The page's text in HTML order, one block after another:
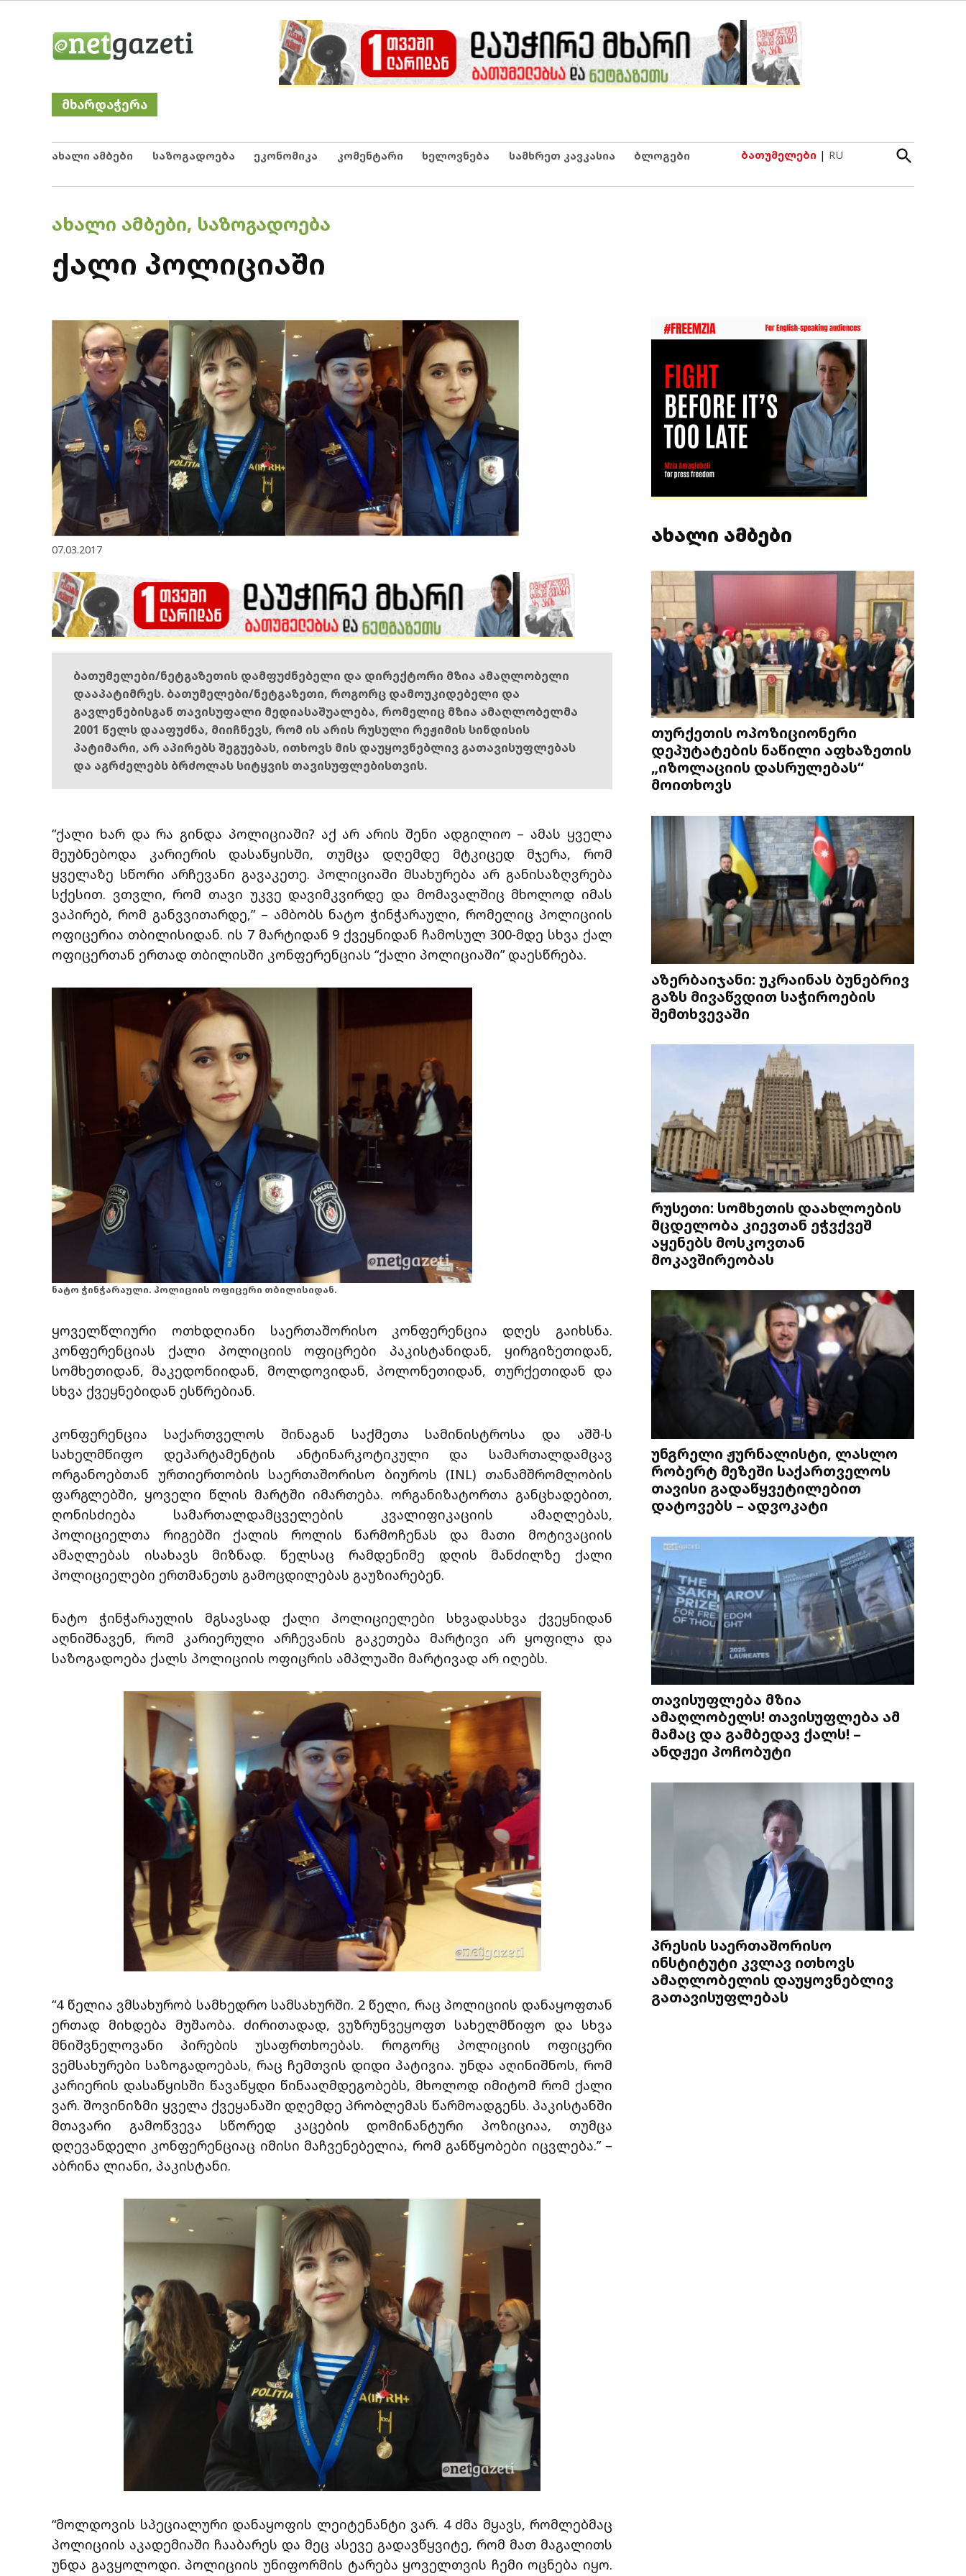
Netgazeti
მხარდაჭერა
ახალი ამბები საზოგადოება ეკონომიკა კომენტარი ხელოვნება სამხრეთ კავკასია ბლოგები ბათუმელები | RU
Open
Search
POSTED
ᲐᲮᲐᲚᲘ ᲐᲛᲑᲔᲑᲘ, ᲡᲐᲖᲝᲒᲐᲓᲝᲔᲑᲐ
ქალი პოლიციაში
07.03.2017
ბათუმელები/ნეტგაზეთის დამფუძნებელი და დირექტორი მზია ამაღლობელი
დააპატიმრეს. ბათუმელები/ნეტგაზეთი, როგორც დამოუკიდებელი და
გავლენებისგან თავისუფალი მედიასაშუალება, რომელიც მზია ამაღლობელმა
2001 წელს დააფუძნა, მიიჩნევს, რომ ის არის რუსული რეჟიმის სინდისის
პატიმარი, არ აპირებს შეგუებას, ითხოვს მის დაუყოვნებლივ გათავისუფლებას
და აგრძელებს ბრძოლას სიტყვის თავისუფლებისთვის.
“ქალი ხარ და რა გინდა პოლიციაში? აქ არ არის შენი ადგილიო – ამას ყველა
მეუბნებოდა კარიერის დასაწყისში, თუმცა დღემდე მტკიცედ მჯერა, რომ
ყველაზე სწორი არჩევანი გავაკეთე. პოლიციაში მსახურება არ განისაზღვრება
სქესით. ვთვლი, რომ თავი უკვე დავიმკვირდე და მომავალშიც მხოლოდ იმას
ვაპირებ, რომ განვვითარდე,” – ამბობს ნატო ჭინჭარაული, რომელიც პოლიციის
ოფიცერია თბილისიდან. ის 7 მარტიდან 9 ქვეყნიდან ჩამოსულ 300-მდე სხვა ქალ
ოფიცერთან ერთად თბილისში კონფერენციას “ქალი პოლიციაში” დაესწრება.
ნატო ჭინჭარაული. პოლიციის ოფიცერი თბილისიდან.
ყოველწლიური ოთხდღიანი საერთაშორისო კონფერენცია დღეს გაიხსნა.
კონფერენციას ქალი პოლიციის ოფიცრები პაკისტანიდან, ყირგიზეთიდან,
სომხეთიდან, მაკედონიიდან, მოლდოვიდან, პოლონეთიდან, თურქეთიდან და
სხვა ქვეყნებიდან ესწრებიან.
კონფერენცია საქართველოს შინაგან საქმეთა სამინისტროსა და აშშ-ს
სახელმწიფო დეპარტამენტის ანტინარკოტიკული და სამართალდამცავ
ორგანოებთან ურთიერთობის საერთაშორისო ბიუროს (INL) თანამშრომლობის
ფარგლებში, ყოველი წლის მარტში იმართება. ორგანიზატორთა განცხადებით,
ღონისძიება სამართალდამცველების კვალიფიკაციის ამაღლებას,
პოლიციელთა რიგებში ქალის როლის წარმოჩენას და მათი მოტივაციის
ამაღლებას ისახავს მიზნად. წელსაც რამდენიმე დღის მანძილზე ქალი
პოლიციელები ერთმანეთს გამოცდილებას გაუზიარებენ.
ნატო ჭინჭარაულის მგსავსად ქალი პოლიციელები სხვადასხვა ქვეყნიდან
აღნიშნავენ, რომ კარიერული არჩევანის გაკეთება მარტივი არ ყოფილა და
საზოგადოება ქალს პოლიციის ოფიცრის ამპლუაში მარტივად არ იღებს.
“4 წელია ვმსახურობ სამხედრო სამსახურში. 2 წელი, რაც პოლიციის დანაყოფთან
ერთად მიხდება მუშაობა. ძირითადად, ვუზრუნვეყოფთ სახელმწიფო და სხვა
მნიშვნელოვანი პირების უსაფრთხოებას. როგორც პოლიციის ოფიცერი
ვემსახურები საზოგადოებას, რაც ჩემთვის დიდი პატივია. უნდა აღინიშნოს, რომ
კარიერის დასაწყისში წავაწყდი წინააღმდეგობებს, მხოლოდ იმიტომ რომ ქალი
ვარ. შოვინიზმი ყველა ქვეყანაში დღემდე პრობლემას წარმოადგენს. პაკისტანში
მთავარი გამოწვევა სწორედ კაცების დომინანტური პოზიციაა, თუმცა
დღევანდელი კონფერენციაც იმისი მაჩვენებელია, რომ განწყობები იცვლება.” –
აბრინა ლიანი, პაკისტანი.
“მოლდოვის სპეციალური დანაყოფის ლეიტენანტი ვარ. 4 ძმა მყავს, რომლებმაც
პოლიციის აკადემიაში ჩააბარეს და მეც ასევე გადავწყვიტე, რომ მათ მაგალითს
უნდა გავყოლოდი. პოლიციის უნიფორმის ტარება ყოველთვის ჩემი ოცნება იყო.
ახალი ამბები
თურქეთის ოპოზიციონერი
დეპუტატების ნაწილი აფხაზეთის
„იზოლაციის დასრულებას“
მოითხოვს
აზერბაიჯანი: უკრაინას ბუნებრივ
გაზს მივაწვდით საჭიროების
შემთხვევაში
რუსეთი: სომხეთის დაახლოების
მცდელობა კიევთან ეჭვქვეშ
აყენებს მოსკოვთან
მოკავშირეობას
უნგრელი ჟურნალისტი, ლასლო
რობერტ მეზეში საქართველოს
თავისი გადაწყვეტილებით
დატოვებს – ადვოკატი
თავისუფლება მზია
ამაღლობელს! თავისუფლება ამ
მამაც და გამბედავ ქალს! –
ანდჟეი პოჩობუტი
პრესის საერთაშორისო
ინსტიტუტი კვლავ ითხოვს
ამაღლობელის დაუყოვნებლივ
გათავისუფლებას